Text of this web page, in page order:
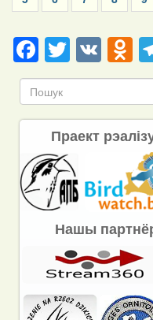
Facebook
Twitter
VK
Праект
Нашы